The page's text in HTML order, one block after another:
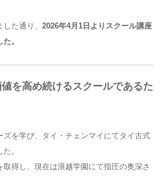
た通り、 2026年4月1日よりスクール講座
。
を高め続けるスクールであるた
ズを学び、タイ・チェンマイにてタイ古式
。
得し、現在は浪越学園にて指圧の奥深さ